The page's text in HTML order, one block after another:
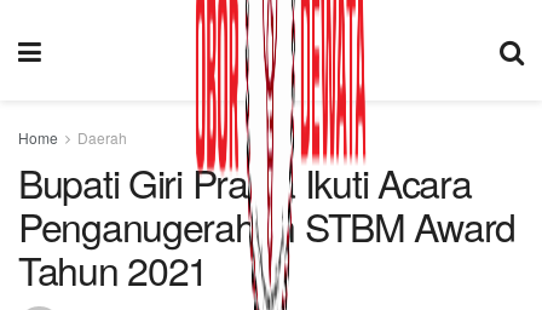
Home Daerah
Bupati Giri Prasta Ikuti Acara
Penganugerahan STBM Award
Tahun 2021